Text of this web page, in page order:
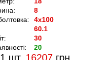
8
4x100
60.1
30
20
шт. 16207 грн.